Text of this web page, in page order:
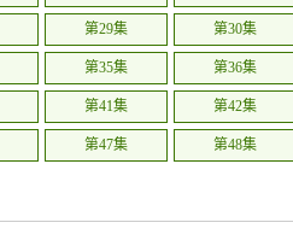
第29集 第30集
第35集 第36集
第41集 第42集
第47集 第48集
第59集 第60集